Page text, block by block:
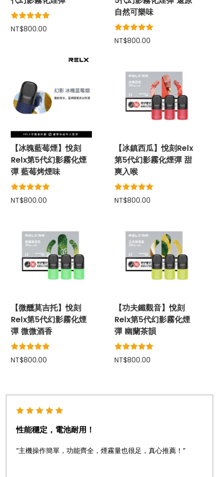
NT$800.00
自然可樂味
NT$800.00
【冰魄藍莓煙】悅刻
Relx第5代幻影霧化煙
彈 藍莓烤煙味
NT$800.00
【冰鎮西瓜】悅刻Relx
第5代幻影霧化煙彈 甜
爽入喉
NT$800.00
【微醺莫吉托】悅刻
Relx第5代幻影霧化煙
彈 微微酒香
NT$800.00
【功夫鐵觀音】悅刻
Relx第5代幻影霧化煙
彈 幽蘭茶韻
NT$800.00
性能穩定，電池耐用！
“主機操作簡單，功能齊全，煙霧量也很足，真心推薦！”